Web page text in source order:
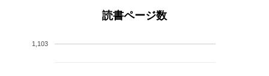
読書ページ数
1,103